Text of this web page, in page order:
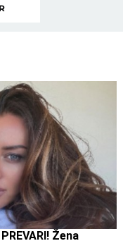
Žena